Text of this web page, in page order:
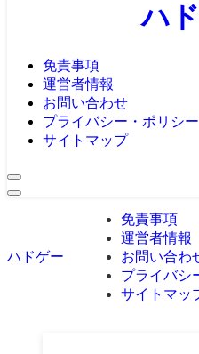
ハ
免責事項
運営者情報
お問い合わせ
プライバシー・ポリシー
サイトマップ
ハドゲー
免責事項
運営者情報
お問い合わ
プライバシ
サイトマッ